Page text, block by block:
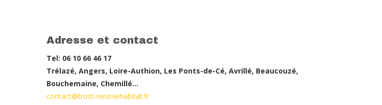
Adresse et contact
Tel: 06 10 66 46 17
Trélazé, Angers, Loire-Authion, Les Ponts-de-Cé, Avrillé, Beaucouzé,
Bouchemaine, Chemillé…
contact@trost-renovehabitat.fr